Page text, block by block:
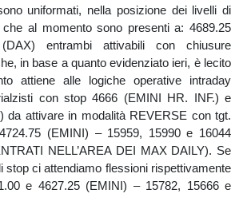
uniformati, nella posizione dei livelli di
che al momento sono presenti a: 4689.25
entrambi attivabili con chiusure
in base a quanto evidenziato ieri, è lecito
attiene alle logiche operative intraday
con stop 4666 (EMINI HR. INF.) e
da attivare in modalità REVERSE con tgt.
(EMINI) – 15959, 15990 e 16044
NELL’AREA DEI MAX DAILY). Se
stop ci attendiamo flessioni rispettivamente
e 4627.25 (EMINI) – 15782, 15666 e